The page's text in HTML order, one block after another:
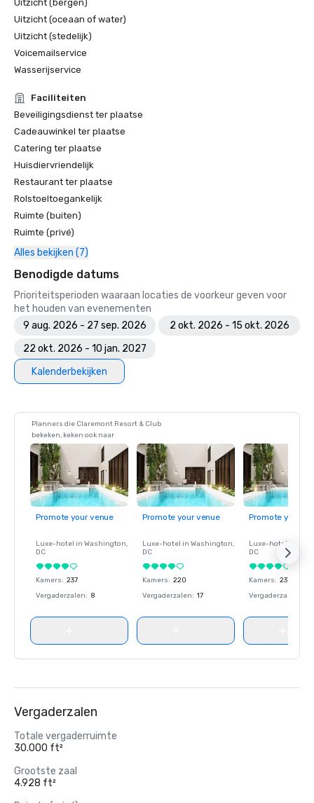
Uitzicht (bergen)
Uitzicht (oceaan of water)
Uitzicht (stedelijk)
Voicemailservice
Wasserijservice
Faciliteiten
Beveiligingsdienst ter plaatse
Cadeauwinkel ter plaatse
Catering ter plaatse
Huisdiervriendelijk
Restaurant ter plaatse
Rolstoeltoegankelijk
Ruimte (buiten)
Ruimte (privé)
Alles bekijken (7)
Benodigde datums
Prioriteitsperioden waaraan locaties de voorkeur geven voor
het houden van evenementen
9 aug. 2026 - 27 sep. 2026
2 okt. 2026 - 15 okt. 2026
22 okt. 2026 - 10 jan. 2027
Kalenderbekijken
Planners die Claremont Resort & Club
bekeken, keken ook naar
Promote your venue
Luxe-hotel in Washington,
DC
Kamers: 237
Vergaderzalen: 8
Promote your venue
Luxe-hotel in Washington,
DC
Kamers: 220
Vergaderzalen: 17
Promote your
Luxe-hotel in
DC
Kamers: 237
Vergaderzalen
Vergaderzalen
Totale vergaderruimte
30.000 ft²
Grootste zaal
4.928 ft²